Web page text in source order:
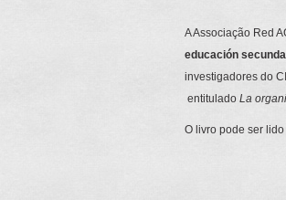
A Associação Red
educación
investigadores do
entitulado La
O livro pode ser